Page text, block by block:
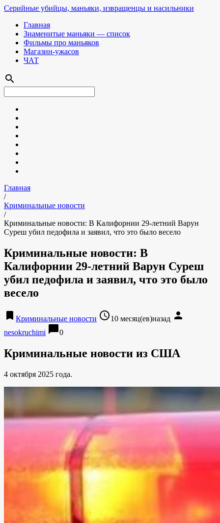
Серийные убийцы, маньяки, извращенцы и насильники
Главная
Знаменитые маньяки — список
Фильмы про маньяков
Магазин-ужасов
ЧАТ
search
Главная
/
Криминальные новости
/
Криминальные новости: В Калифорнии 29-летний Варун
Суреш убил педофила и заявил, что это было весело
Криминальные новости: В
Калифорнии 29-летний Варун Суреш
убил педофила и заявил, что это было
весело
bookmark Криминальные новости access_time10 месяц(ев)назад person
nesokruchimi chat_bubble0
Криминальные новости из США
4 октября 2025 года.